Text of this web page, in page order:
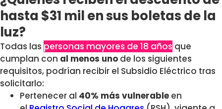
hasta $31 mil en sus boletas de la
luz?
Todas las personas mayores de 18 años que
cumplan con al menos uno de los siguientes
requisitos, podrían recibir el Subsidio Eléctrico tras
solicitarlo:
Pertenecer al 40% más vulnerable en